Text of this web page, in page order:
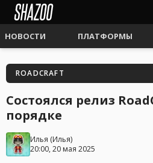
НОВОСТИ ПЛАТФОРМЫ
ROADCRAFT
Состоялся релиз
порядке
Илья (Илья)
20:00, 20 мая 2025